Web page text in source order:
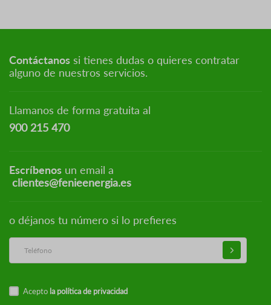
Contáctanos si tienes dudas o quieres contratar
alguno de nuestros servicios.
Llamanos de forma gratuita al
900 215 470
Escríbenos un email a
clientes@fenieenergia.es
o déjanos tu número si lo prefieres
Acepto la política de privacidad